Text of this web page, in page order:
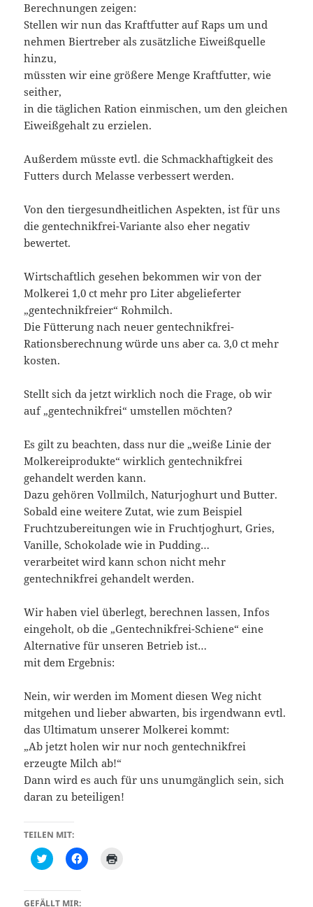
Berechnungen zeigen:
Stellen wir nun das Kraftfutter auf Raps um und
nehmen Biertreber als zusätzliche Eiweißquelle
hinzu,
müssten wir eine größere Menge Kraftfutter, wie
seither,
in die täglichen Ration einmischen, um den gleichen
Eiweißgehalt zu erzielen.
Außerdem müsste evtl. die Schmackhaftigkeit des
Futters durch Melasse verbessert werden.
Von den tiergesundheitlichen Aspekten, ist für uns
die gentechnikfrei-Variante also eher negativ
bewertet.
Wirtschaftlich gesehen bekommen wir von der
Molkerei 1,0 ct mehr pro Liter abgelieferter
„gentechnikfreier“ Rohmilch.
Die Fütterung nach neuer gentechnikfrei-
Rationsberechnung würde uns aber ca. 3,0 ct mehr
kosten.
Stellt sich da jetzt wirklich noch die Frage, ob wir
auf „gentechnikfrei“ umstellen möchten?
Es gilt zu beachten, dass nur die „weiße Linie der
Molkereiprodukte“ wirklich gentechnikfrei
gehandelt werden kann.
Dazu gehören Vollmilch, Naturjoghurt und Butter.
Sobald eine weitere Zutat, wie zum Beispiel
Fruchtzubereitungen wie in Fruchtjoghurt, Gries,
Vanille, Schokolade wie in Pudding…
verarbeitet wird kann schon nicht mehr
gentechnikfrei gehandelt werden.
Wir haben viel überlegt, berechnen lassen, Infos
eingeholt, ob die „Gentechnikfrei-Schiene“ eine
Alternative für unseren Betrieb ist…
mit dem Ergebnis:
Nein, wir werden im Moment diesen Weg nicht
mitgehen und lieber abwarten, bis irgendwann evtl.
das Ultimatum unserer Molkerei kommt:
„Ab jetzt holen wir nur noch gentechnikfrei
erzeugte Milch ab!“
Dann wird es auch für uns unumgänglich sein, sich
daran zu beteiligen!
TEILEN MIT:
K
l
k
,
K
l
GEFÄLLT MIR: